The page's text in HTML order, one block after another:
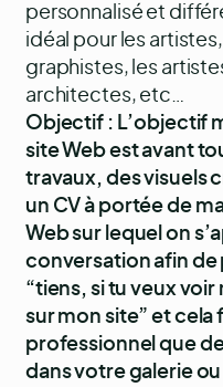
personnalisé et
idéal pour les
graphistes, les
architectes, etc…
Objectif : L’objectif
site Web est avant
travaux, des visuels
un CV à portée de
Web sur lequel on
conversation afin de
“tiens, si tu veux
sur mon site” et cela
professionnel que
dans votre galerie